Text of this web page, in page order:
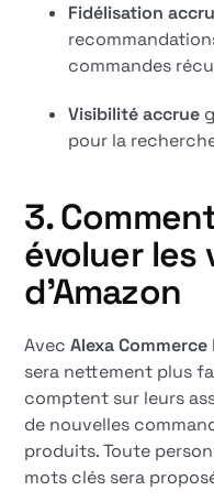
Fidélisation
commandes
Visibilité accrue
pour la
3.
évoluer les
d'Amazon
AvecAlexa Commerce
sera nettement plus
comptent sur leurs
de nouvelles
produits. Toute
mots clés sera